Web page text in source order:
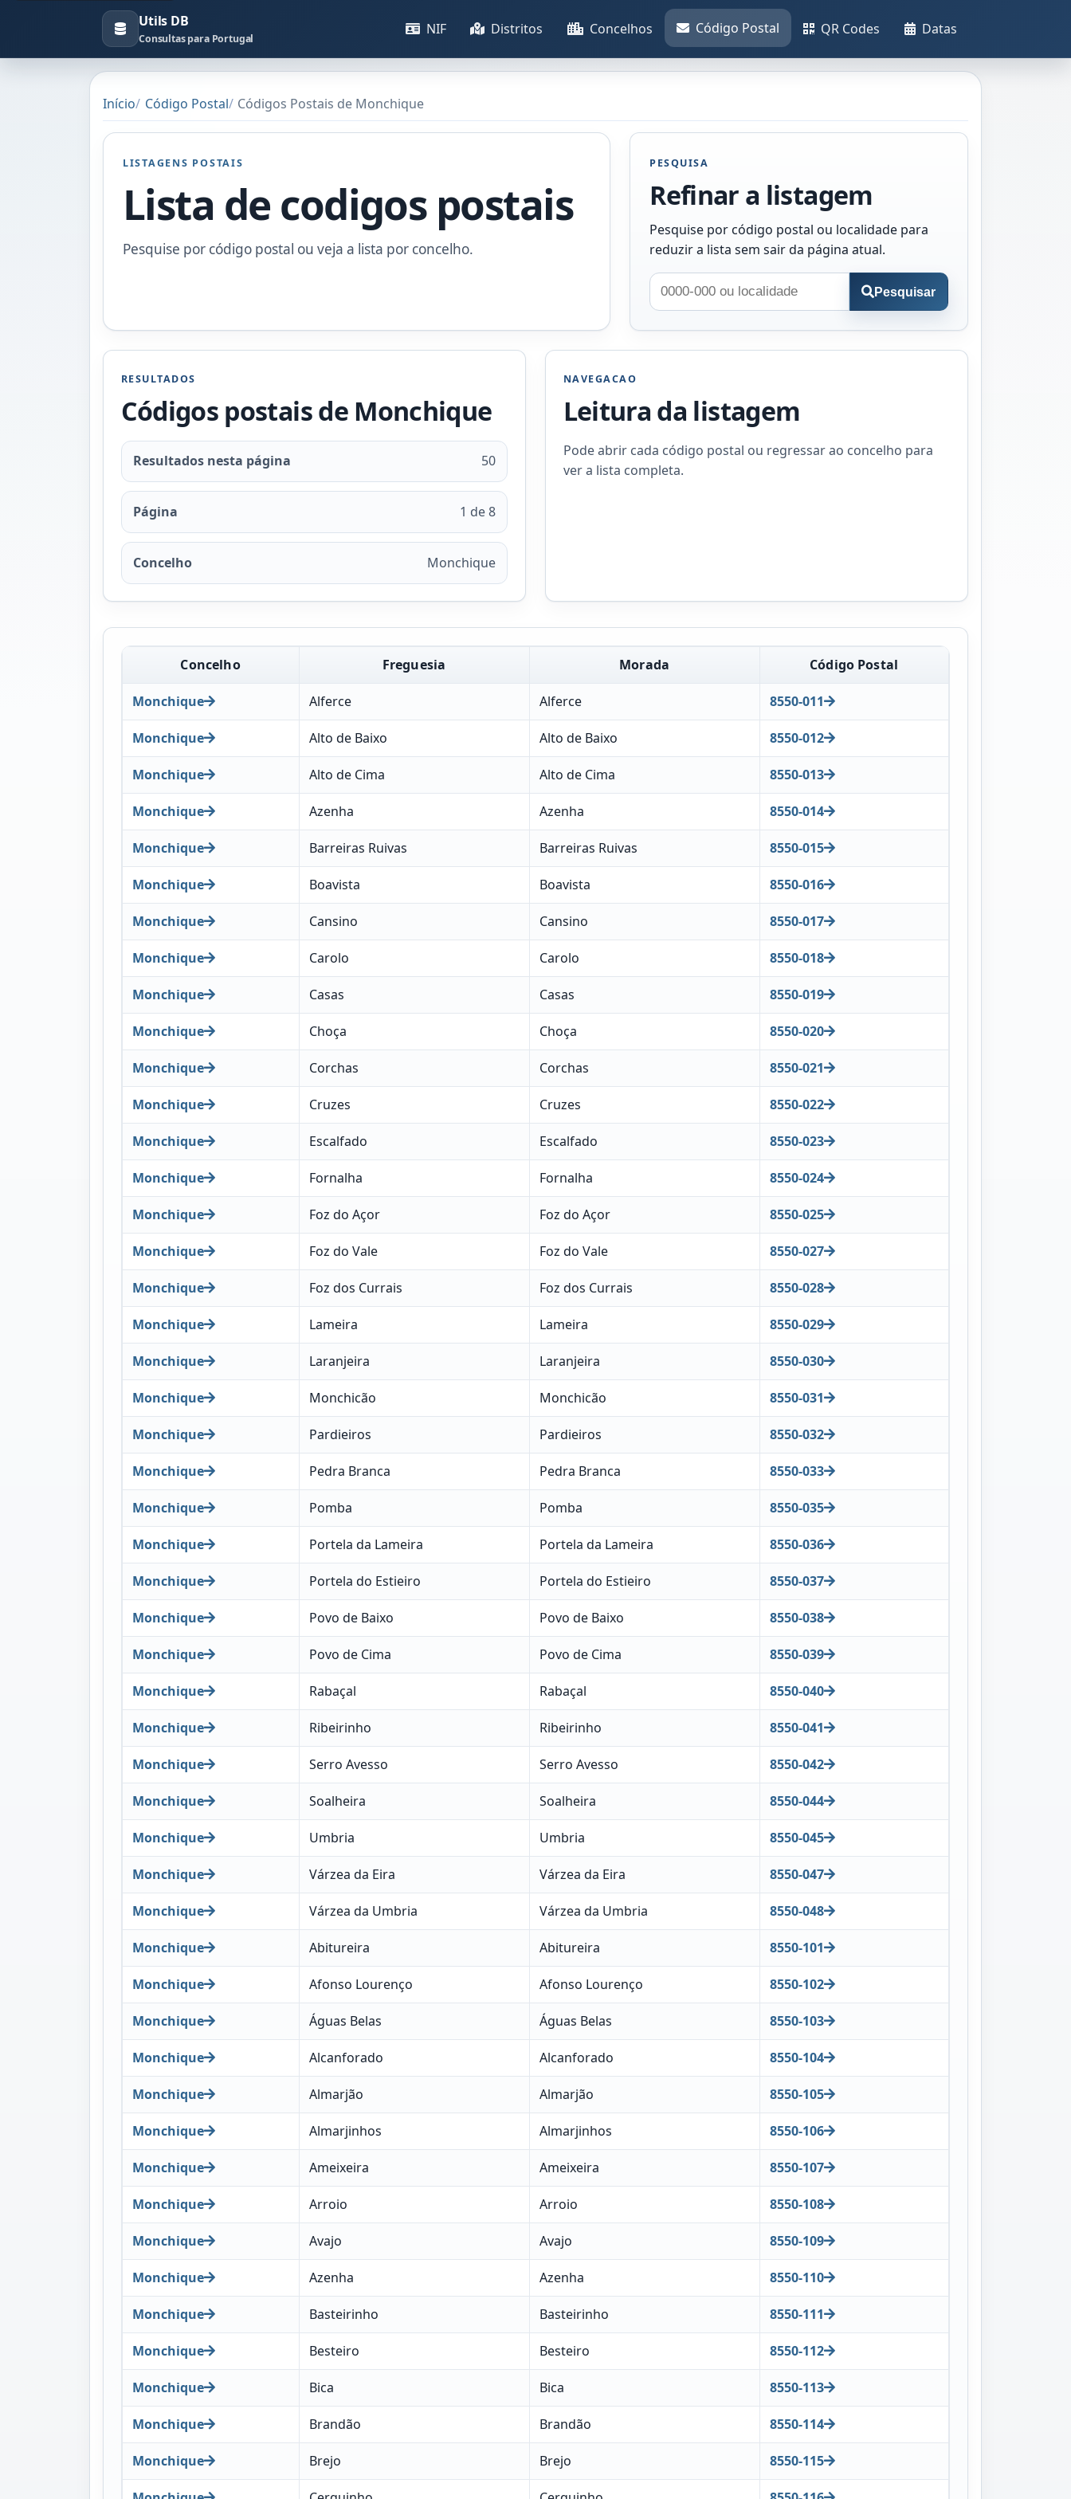
Utils DB
Consultas para Portugal
NIF Distritos Concelhos Código Postal QR Codes Datas
Início Código Postal Códigos Postais de Monchique
LISTAGENS POSTAIS
Lista de codigos postais
Pesquise por código postal ou veja a lista por concelho.
PESQUISA
Refinar a listagem
Pesquise por código postal ou localidade para
reduzir a lista sem sair da página atual.
Pesquisar
RESULTADOS
Códigos postais de Monchique
Resultados nesta página 50
Página 1 de 8
Concelho Monchique
NAVEGACAO
Leitura da listagem
Pode abrir cada código postal ou regressar ao concelho para
ver a lista completa.
Concelho Freguesia Morada Código Postal
Monchique Alferce Alferce 8550-011
Monchique Alto de Baixo Alto de Baixo 8550-012
Monchique Alto de Cima Alto de Cima 8550-013
Monchique Azenha Azenha 8550-014
Monchique Barreiras Ruivas Barreiras Ruivas 8550-015
Monchique Boavista Boavista 8550-016
Monchique Cansino Cansino 8550-017
Monchique Carolo Carolo 8550-018
Monchique Casas Casas 8550-019
Monchique Choça Choça 8550-020
Monchique Corchas Corchas 8550-021
Monchique Cruzes Cruzes 8550-022
Monchique Escalfado Escalfado 8550-023
Monchique Fornalha Fornalha 8550-024
Monchique Foz do Açor Foz do Açor 8550-025
Monchique Foz do Vale Foz do Vale 8550-027
Monchique Foz dos Currais Foz dos Currais 8550-028
Monchique Lameira Lameira 8550-029
Monchique Laranjeira Laranjeira 8550-030
Monchique Monchicão Monchicão 8550-031
Monchique Pardieiros Pardieiros 8550-032
Monchique Pedra Branca Pedra Branca 8550-033
Monchique Pomba Pomba 8550-035
Monchique Portela da Lameira Portela da Lameira 8550-036
Monchique Portela do Estieiro Portela do Estieiro 8550-037
Monchique Povo de Baixo Povo de Baixo 8550-038
Monchique Povo de Cima Povo de Cima 8550-039
Monchique Rabaçal Rabaçal 8550-040
Monchique Ribeirinho Ribeirinho 8550-041
Monchique Serro Avesso Serro Avesso 8550-042
Monchique Soalheira Soalheira 8550-044
Monchique Umbria Umbria 8550-045
Monchique Várzea da Eira Várzea da Eira 8550-047
Monchique Várzea da Umbria Várzea da Umbria 8550-048
Monchique Abitureira Abitureira 8550-101
Monchique Afonso Lourenço Afonso Lourenço 8550-102
Monchique Águas Belas Águas Belas 8550-103
Monchique Alcanforado Alcanforado 8550-104
Monchique Almarjão Almarjão 8550-105
Monchique Almarjinhos Almarjinhos 8550-106
Monchique Ameixeira Ameixeira 8550-107
Monchique Arroio Arroio 8550-108
Monchique Avajo Avajo 8550-109
Monchique Azenha Azenha 8550-110
Monchique Basteirinho Basteirinho 8550-111
Monchique Besteiro Besteiro 8550-112
Monchique Bica Bica 8550-113
Monchique Brandão Brandão 8550-114
Monchique Brejo Brejo 8550-115